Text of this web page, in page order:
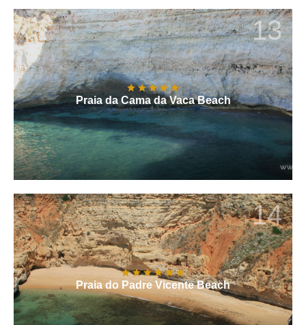
13
Praia da Cama da Vaca Beach
14
Praia do Padre Vicente Beach